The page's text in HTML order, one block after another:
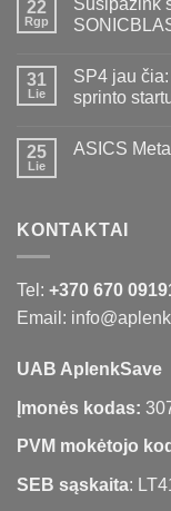
22
Rgp
Susipažink
31
Lie
SP4 jau
sprinto
25
Lie
ASICS
KONTAKTAI
Tel: +370 670
Email:
UAB AplenkSave
Įmonės kodas:
PVM mokėtojo
SEB sąskaita: